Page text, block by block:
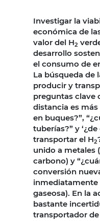
Investigar la
económica de
valor del H2
desarrollo
el consumo de
La búsqueda de
producir y
preguntas clave
distancia es
en buques?”,
tuberías?” y
transportar el H2
unido a metales
carbono) y
conversión
inmediatamente
gaseosa). En la
bastante
transportador de